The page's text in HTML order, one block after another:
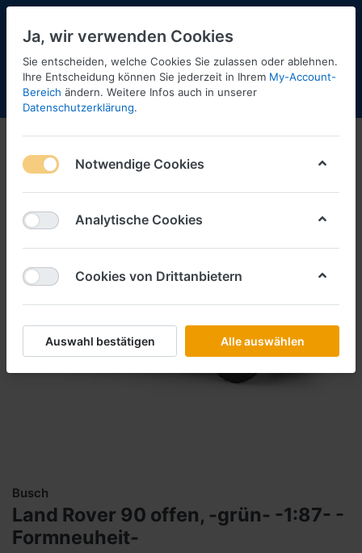
Menü Anmelden Shopaktualisierung
Busch
Land Rover 90 offen, -grün- -1:87- -
Formneuheit-
Ja, wir verwenden Cookies
Sie entscheiden, welche Cookies Sie zulassen oder ablehnen.
Ihre Entscheidung können Sie jederzeit in Ihrem My-Account-
Bereich ändern. Weitere Infos auch in unserer
Datenschutzerklärung.
Notwendige Cookies
Analytische Cookies
Cookies von Drittanbietern
Auswahl bestätigen Alle auswählen